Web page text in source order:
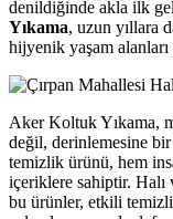
Hacklink Panel
Hacklink Panel
Hacklink Panel
Hacklink Panel
Hacklink Panel
Hacklink panel
denildiğinde akla ilk
Yıkama, uzun yıllara
hijyenik yaşam alanları
Aker Koltuk Yıkama,
değil, derinlemesine
temizlik ürünü, hem
içeriklere sahiptir. Halı
bu ürünler, etkili